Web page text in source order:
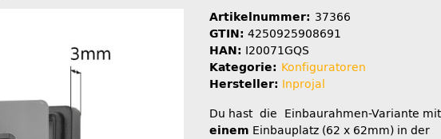
Artikelnummer: 37366
GTIN: 4250925908691
HAN: I20071GQS
Kategorie: Konfiguratoren
Hersteller: Inprojal
Du hast die Einbaurahmen-Variante mit
einem Einbauplatz (62 x 62mm) in der